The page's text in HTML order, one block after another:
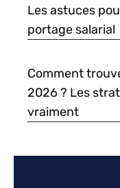
Les astuces
portage salarial
Comment
2026 ? Les
vraiment